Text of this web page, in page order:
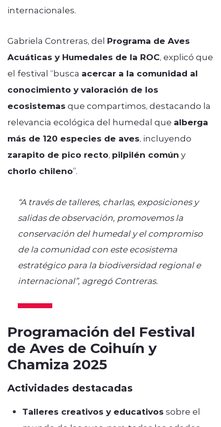
internacionales.
Gabriela Contreras, del Programa de Aves
Acuáticas y Humedales de la ROC, explicó que
el festival “busca acercar a la comunidad al
conocimiento y valoración de los
ecosistemas que compartimos, destacando la
relevancia ecológica del humedal que alberga
más de 120 especies de aves, incluyendo
zarapito de pico recto, pilpilén común y
chorlo chileno”.
“A través de talleres, charlas, exposiciones y
salidas de observación, promovemos la
conservación del humedal y el compromiso
de la comunidad con este ecosistema
estratégico para la biodiversidad regional e
internacional”, agregó Contreras.
Programación del Festival
de Aves de Coihuín y
Chamiza 2025
Actividades destacadas
Talleres creativos y educativos sobre el